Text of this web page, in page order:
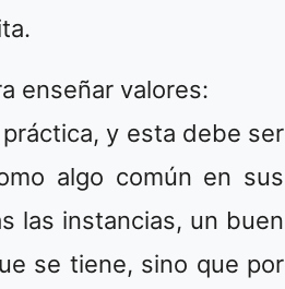
enseñar valores:
y esta debe ser
algo común en sus
las instancias, un buen
se tiene, sino que por